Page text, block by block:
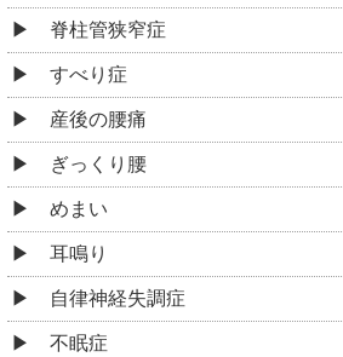
脊柱管狭窄症
すべり症
産後の腰痛
ぎっくり腰
めまい
耳鳴り
自律神経失調症
不眠症